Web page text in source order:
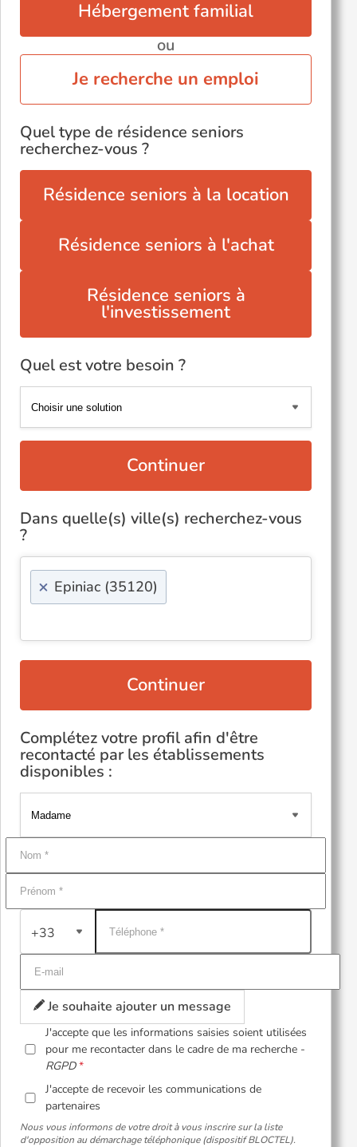
Hébergement familial
ou
Je recherche un emploi
Quel type de résidence seniors
recherchez-vous ?
Résidence seniors à la location
Résidence seniors à l'achat
Résidence seniors à
l'investissement
Quel est votre besoin ?
Continuer
Dans quelle(s) ville(s) recherchez-vous
?
× Epiniac (35120)
Continuer
Complétez votre profil afin d'être
recontacté par les établissements
disponibles :
+33
Je souhaite ajouter un message
J'accepte que les informations saisies soient utilisées
pour me recontacter dans le cadre de ma recherche -
RGPD
J'accepte de recevoir les communications de
partenaires
Nous vous informons de votre droit à vous inscrire sur la liste
d'opposition au démarchage téléphonique (dispositif BLOCTEL).